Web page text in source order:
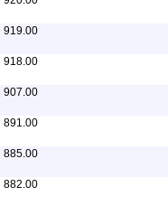
919.00
918.00
907.00
891.00
885.00
882.00